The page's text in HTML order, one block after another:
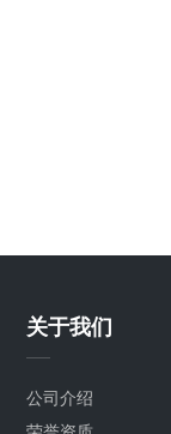
关于我们
公司介绍